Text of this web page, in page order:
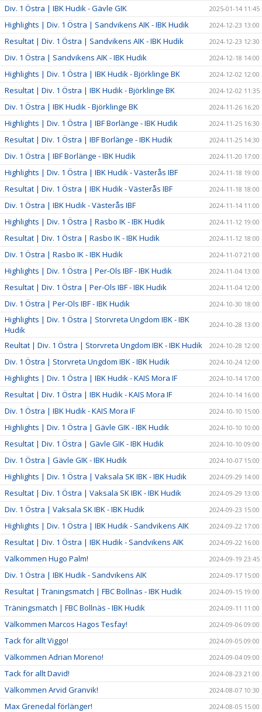
Div. 1 Östra | IBK Hudik - Gävle GIK 2025-01-14 11:45
Highlights | Div. 1 Östra | Sandvikens AIK - IBK Hudik 2024-12-23 13:00
Resultat | Div. 1 Östra | Sandvikens AIK - IBK Hudik 2024-12-23 12:30
Div. 1 Östra | Sandvikens AIK - IBK Hudik 2024-12-18 14:00
Highlights | Div. 1 Östra | IBK Hudik - Björklinge BK 2024-12-02 12:00
Resultat | Div. 1 Östra | IBK Hudik - Björklinge BK 2024-12-02 11:35
Div. 1 Östra | IBK Hudik - Björklinge BK 2024-11-26 16:20
Highlights | Div. 1 Östra | IBF Borlänge - IBK Hudik 2024-11-25 16:30
Resultat | Div. 1 Östra | IBF Borlänge - IBK Hudik 2024-11-25 14:30
Div. 1 Östra | IBF Borlänge - IBK Hudik 2024-11-20 17:00
Highlights | Div. 1 Östra | IBK Hudik - Västerås IBF 2024-11-18 19:00
Resultat | Div. 1 Östra | IBK Hudik - Västerås IBF 2024-11-18 18:00
Div. 1 Östra | IBK Hudik - Västerås IBF 2024-11-14 11:00
Highlights | Div. 1 Östra | Rasbo IK - IBK Hudik 2024-11-12 19:00
Resultat | Div. 1 Östra | Rasbo IK - IBK Hudik 2024-11-12 18:00
Div. 1 Östra | Rasbo IK - IBK Hudik 2024-11-07 21:00
Highlights | Div. 1 Östra | Per-Ols IBF - IBK Hudik 2024-11-04 13:00
Resultat | Div. 1 Östra | Per-Ols IBF - IBK Hudik 2024-11-04 12:00
Div. 1 Östra | Per-Ols IBF - IBK Hudik 2024-10-30 18:00
Highlights | Div. 1 Östra | Storvreta Ungdom IBK - IBK
Hudik
2024-10-28 13:00
Reultat | Div. 1 Östra | Storvreta Ungdom IBK - IBK Hudik 2024-10-28 12:00
Div. 1 Östra | Storvreta Ungdom IBK - IBK Hudik 2024-10-24 12:00
Highlights | Div. 1 Östra | IBK Hudik - KAIS Mora IF 2024-10-14 17:00
Resultat | Div. 1 Östra | IBK Hudik - KAIS Mora IF 2024-10-14 16:00
Div. 1 Östra | IBK Hudik - KAIS Mora IF 2024-10-10 15:00
Highlights | Div. 1 Östra | Gävle GIK - IBK Hudik 2024-10-10 10:00
Resultat | Div. 1 Östra | Gävle GIK - IBK Hudik 2024-10-10 09:00
Div. 1 Östra | Gävle GIK - IBK Hudik 2024-10-07 15:00
Highlights | Div. 1 Östra | Vaksala SK IBK - IBK Hudik 2024-09-29 14:00
Resultat | Div. 1 Östra | Vaksala SK IBK - IBK Hudik 2024-09-29 13:00
Div. 1 Östra | Vaksala SK IBK - IBK Hudik 2024-09-23 15:00
Highlights | Div. 1 Östra | IBK Hudik - Sandvikens AIK 2024-09-22 17:00
Resultat | Div. 1 Östra | IBK Hudik - Sandvikens AIK 2024-09-22 16:00
Välkommen Hugo Palm! 2024-09-19 23:45
Div. 1 Östra | IBK Hudik - Sandvikens AIK 2024-09-17 15:00
Resultat | Träningsmatch | FBC Bollnäs - IBK Hudik 2024-09-15 19:00
Träningsmatch | FBC Bollnäs - IBK Hudik 2024-09-11 11:00
Välkommen Marcos Hagos Tesfay! 2024-09-06 09:00
Tack för allt Viggo! 2024-09-05 09:00
Välkommen Adrian Moreno! 2024-09-04 09:00
Tack för allt David! 2024-08-23 21:00
Välkommen Arvid Granvik! 2024-08-07 10:30
Max Grenedal förlänger! 2024-08-05 15:00